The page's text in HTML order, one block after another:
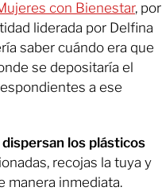
con Bienestar, por
liderada por Delfina
saber cuándo era que
se depositaría el
a ese
dispersan los plásticos
recojas la tuya y
manera inmediata.